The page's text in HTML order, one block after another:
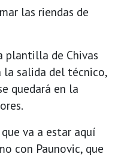
las riendas de
plantilla de Chivas
la salida del técnico,
quedará en la
va a estar aquí
con Paunovic, que